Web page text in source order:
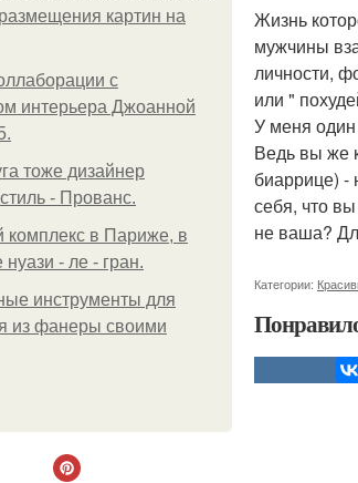
картин на
с
интерьера Джоанной
тоже дизайнер
- Прованс.
комплекс в Париже, в
нуази - ле - гран.
инструменты для
из фанеры своими
Жизнь
мужчины
личности,
или "
У меня один
Ведь вы же
биаррице) -
себя, что
не ваша?
Категории: